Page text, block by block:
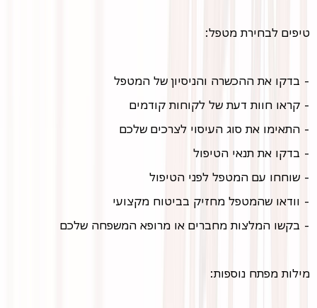
טיפים לבחירת מטפל:
- בדקו את ההכשרה והניסיון של המטפל
- קראו חוות דעת של לקוחות קודמים
- התאימו את סוג העיסוי לצרכים שלכם
- בדקו את תנאי הטיפול
- שוחחו עם המטפל לפני הטיפול
- וודאו שהמטפל מחזיק בביטוח מקצועי
- בקשו המלצות מחברים או מרופא המשפחה שלכם
מילות מפתח נוספות: